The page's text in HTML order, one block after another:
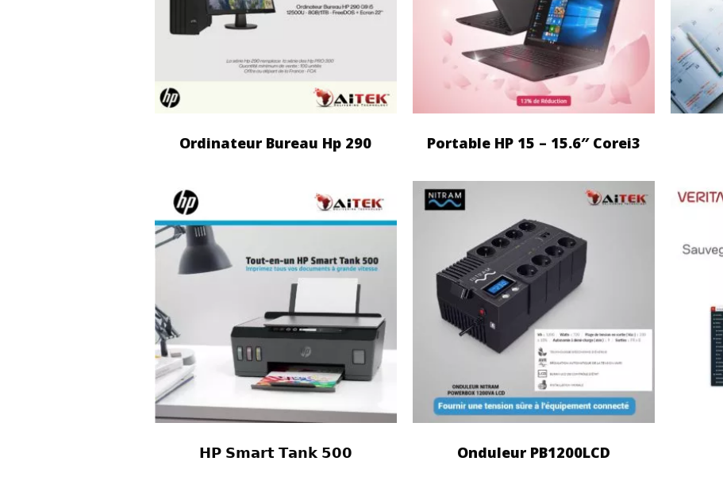
Ordinateur Bureau Hp 290 Portable HP 15 – 15.6″ Corei3
𝗛𝗣 𝗦𝗺𝗮𝗿𝘁 𝗧𝗮𝗻𝗸 𝟱𝟬𝟬 Onduleur PB1200LCD